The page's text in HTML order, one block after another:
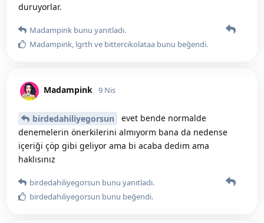
duruyorlar.
Madampink bunu yanıtladı.
Madampink lgrth ve bittercikolataa bunu beğendi.
Madampink 9 Nis
birdedahiliyegorsun
evet bende normalde
denemelerin önerkilerini almıyorm bana da nedense
içeriği çöp gibi geliyor ama bi acaba dedim ama
haklısınız
birdedahiliyegorsun bunu yanıtladı.
birdedahiliyegorsun bunu beğendi.